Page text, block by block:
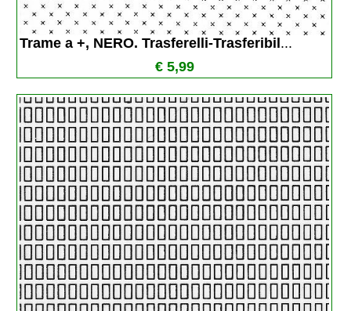
Trame a +, NERO. Trasferelli-Trasferibil ...
€ 5,99